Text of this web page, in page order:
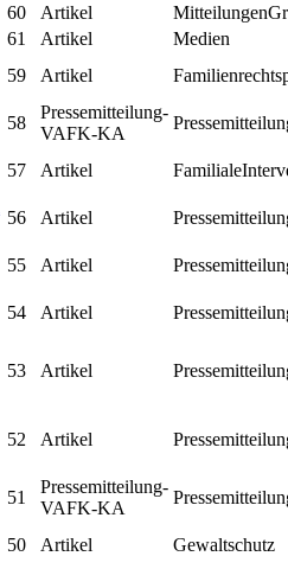
60 Artikel
61 Artikel
Medien
59 Artikel
58
Pressemitteilung-
VAFK-KA
57 Artikel
56 Artikel
55 Artikel
54 Artikel
53 Artikel
52 Artikel
51
Pressemitteilung-
VAFK-KA
50 Artikel
Gewaltschutz